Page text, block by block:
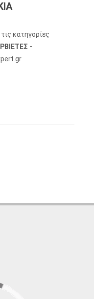
κατηγορίες
-